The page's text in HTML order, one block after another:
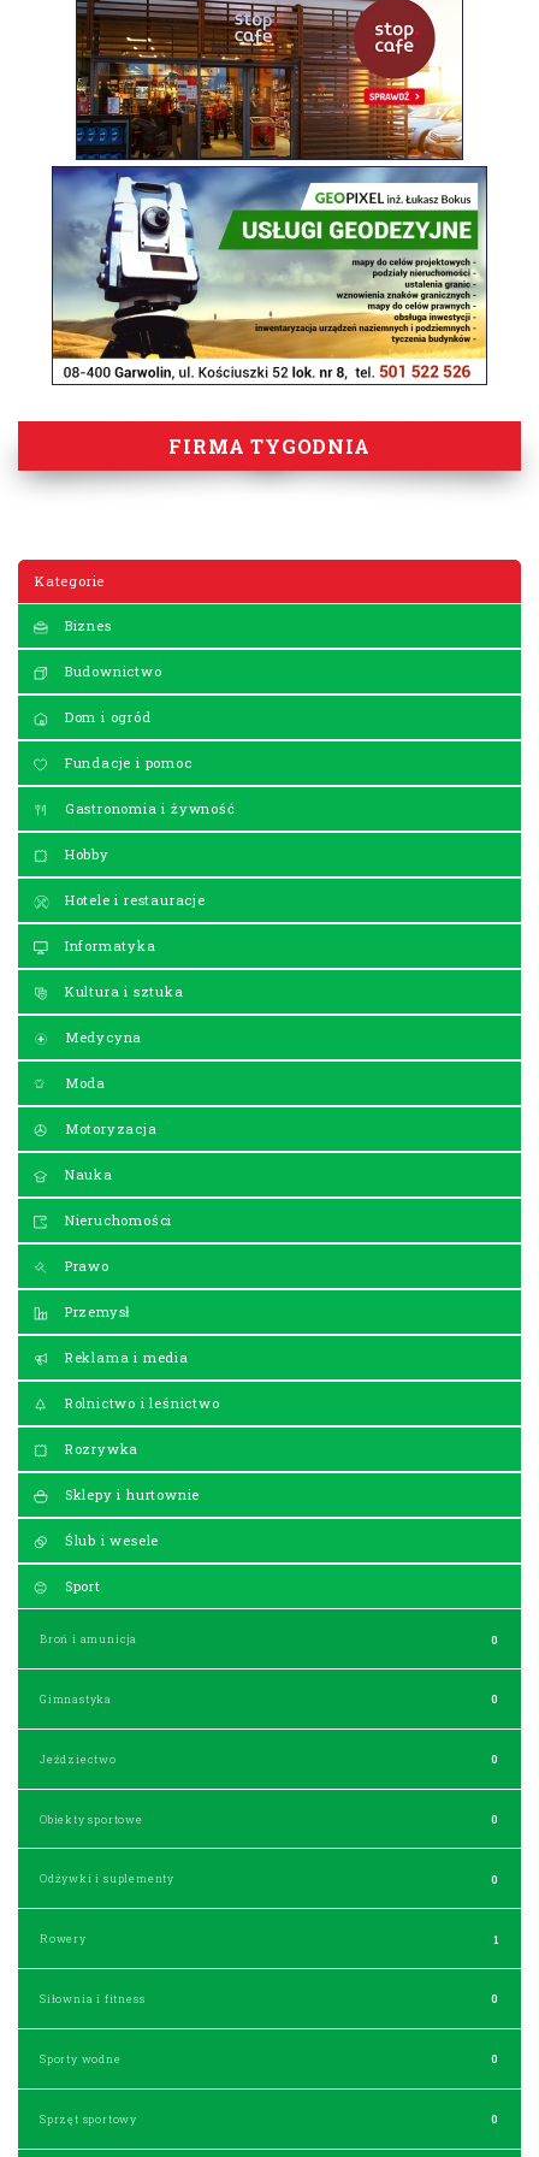
FIRMA TYGODNIA
Kategorie
Biznes
Budownictwo
Dom i ogród
Fundacje i pomoc
Gastronomia i żywność
Hobby
Hotele i restauracje
Informatyka
Kultura i sztuka
Medycyna
Moda
Motoryzacja
Nauka
Nieruchomości
Prawo
Przemysł
Reklama i media
Rolnictwo i leśnictwo
Rozrywka
Sklepy i hurtownie
Ślub i wesele
Sport
Broń i amunicja 0
Gimnastyka 0
Jeździectwo 0
Obiekty sportowe 0
Odżywki i suplementy 0
Rowery 1
Siłownia i fitness 0
Sporty wodne 0
Sprzęt sportowy 0